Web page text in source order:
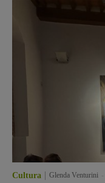
Cultura Glenda Venturini